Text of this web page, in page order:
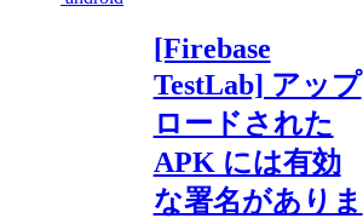
[Firebase
TestLab] アップ
ロードされた
APK には有効
な署名がありま